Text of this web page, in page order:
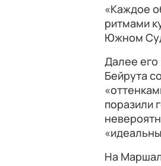
«Каждое
ритмами
Южном
Далее его
Бейрута
поразили
На